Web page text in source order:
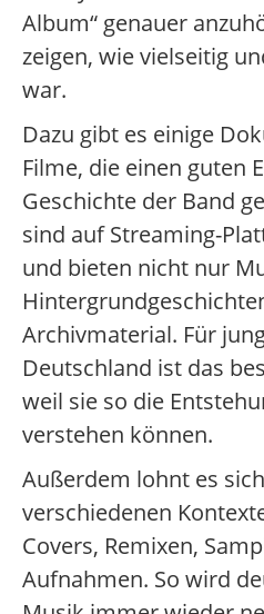
Album“ genauer
zeigen, wie vielseitig
war.
Dazu gibt es einige
Filme, die einen guten
Geschichte der Band
sind auf Streaming-
und bieten nicht nur
Archivmaterial. Für
Deutschland ist das
weil sie so die
verstehen können.
Außerdem lohnt es
verschiedenen
Covers, Remixen,
Aufnahmen. So wird